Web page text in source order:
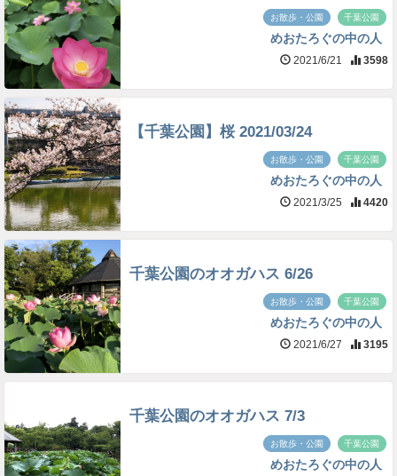
お散歩・公園 千葉公園
めおたろぐの中の人
2021/6/21 3598
【千葉公園】桜 2021/03/24
お散歩・公園 千葉公園
めおたろぐの中の人
2021/3/25 4420
千葉公園のオオガハス 6/26
お散歩・公園 千葉公園
めおたろぐの中の人
2021/6/27 3195
千葉公園のオオガハス 7/3
お散歩・公園 千葉公園
めおたろぐの中の人